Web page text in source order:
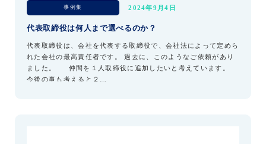
代表取締役は何人まで選べるのか？
事例集 2024年9月4日
代表取締役は、会社を代表する取締役で、会社法によって定めら
れた会社の最高責任者です。 過去に、このようなご依頼があり
ました。 仲間を１人取締役に追加したいと考えています。
今後の事も考えると２…